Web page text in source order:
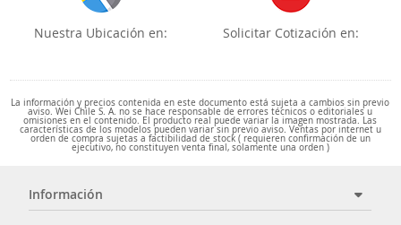
Nuestra Ubicación en: Solicitar Cotización en:
La información y precios contenida en este documento está sujeta a cambios sin previo
aviso. Wei Chile S. A. no se hace responsable de errores técnicos o editoriales u
omisiones en el contenido. El producto real puede variar la imagen mostrada. Las
características de los modelos pueden variar sin previo aviso. Ventas por internet u
orden de compra sujetas a factibilidad de stock ( requieren confirmación de un
ejecutivo, no constituyen venta final, solamente una orden )
Información